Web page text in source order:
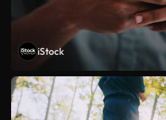
iStock